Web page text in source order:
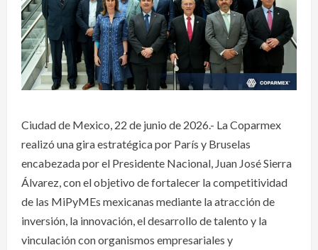
Ciudad de Mexico, 22 de junio de 2026.- La Coparmex
realizó una gira estratégica por París y Bruselas
encabezada por el Presidente Nacional, Juan José Sierra
Álvarez, con el objetivo de fortalecer la competitividad
de las MiPyMEs mexicanas mediante la atracción de
inversión, la innovación, el desarrollo de talento y la
vinculación con organismos empresariales y